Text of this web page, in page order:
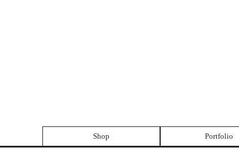
Shop Portfolio